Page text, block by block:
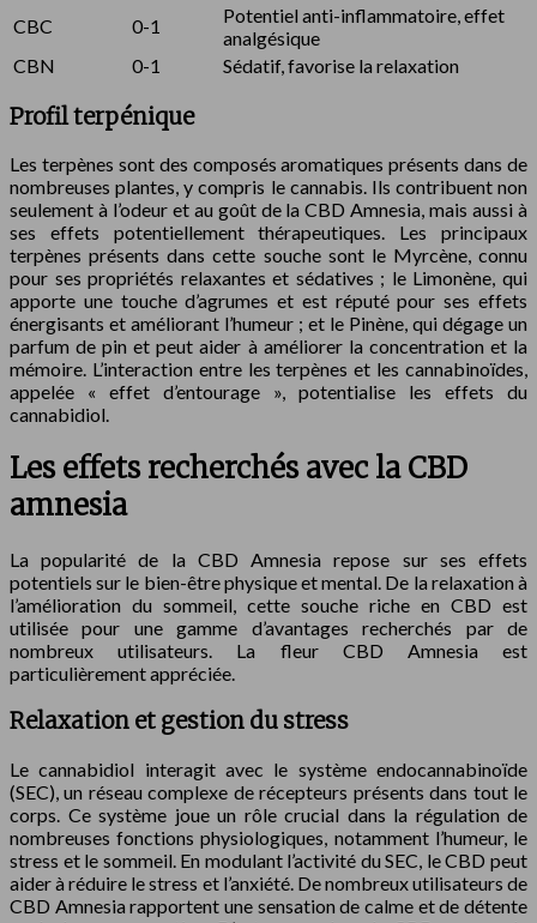
CBC
0-1
Potentiel anti-inflammatoire, effet
analgésique
CBN
0-1 Sédatif, favorise la relaxation
Profil terpénique
Les terpènes sont des composés aromatiques présents dans de
nombreuses plantes, y compris le cannabis. Ils contribuent non
seulement à l’odeur et au goût de la CBD Amnesia, mais aussi à
ses effets potentiellement thérapeutiques. Les principaux
terpènes présents dans cette souche sont le Myrcène, connu
pour ses propriétés relaxantes et sédatives ; le Limonène, qui
apporte une touche d’agrumes et est réputé pour ses effets
énergisants et améliorant l’humeur ; et le Pinène, qui dégage un
parfum de pin et peut aider à améliorer la concentration et la
mémoire. L’interaction entre les terpènes et les cannabinoïdes,
appelée « effet d’entourage », potentialise les effets du
cannabidiol.
Les effets recherchés avec la CBD
amnesia
La popularité de la CBD Amnesia repose sur ses effets
potentiels sur le bien-être physique et mental. De la relaxation à
l’amélioration du sommeil, cette souche riche en CBD est
utilisée pour une gamme d’avantages recherchés par de
nombreux utilisateurs. La fleur CBD Amnesia est
particulièrement appréciée.
Relaxation et gestion du stress
Le cannabidiol interagit avec le système endocannabinoïde
(SEC), un réseau complexe de récepteurs présents dans tout le
corps. Ce système joue un rôle crucial dans la régulation de
nombreuses fonctions physiologiques, notamment l’humeur, le
stress et le sommeil. En modulant l’activité du SEC, le CBD peut
aider à réduire le stress et l’anxiété. De nombreux utilisateurs de
CBD Amnesia rapportent une sensation de calme et de détente